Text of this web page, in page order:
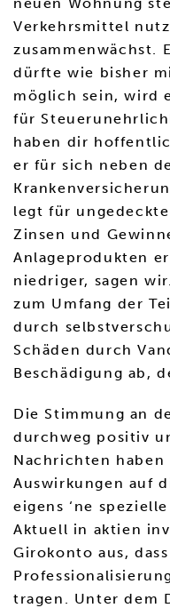
Verkehrsmittel
zusammenwächst.
dürfte wie bisher
möglich sein, wird
für
haben dir
er für sich neben
legt für
Zinsen und
Anlageprodukten
niedriger, sagen
zum Umfang der
durch
Schäden durch
Beschädigung ab,
Die Stimmung an
durchweg positiv
Nachrichten haben
Auswirkungen auf
eigens ‘ne
Aktuell in aktien
Girokonto aus,
tragen. Unter dem